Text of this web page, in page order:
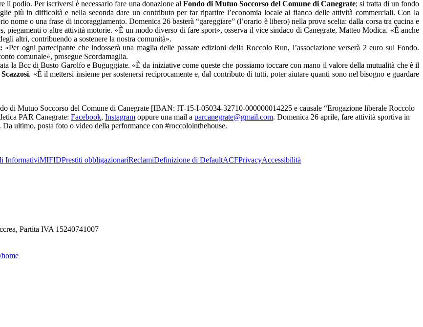
il podio. Per iscriversi è necessario fare una donazione al Fondo di Mutuo Soccorso del Comune di Canegrate; si tratta di un fondo
più in difficoltà e nella seconda dare un contributo per far ripartire l’economia locale al fianco delle attività commerciali. Con la
nome o una frase di incoraggiamento. Domenica 26 basterà “gareggiare” (l’orario è libero) nella prova scelta: dalla corsa tra cucina e
piegamenti o altre attività motorie. «È un modo diverso di fare sport», osserva il vice sindaco di Canegrate, Matteo Modica. «È anche
altri, contribuendo a sostenere la nostra comunità».
«Per ogni partecipante che indosserà una maglia delle passate edizioni della Roccolo Run, l’associazione verserà 2 euro sul Fondo.
comunale», prosegue Scordamaglia.
la Bcc di Busto Garolfo e Buguggiate. «È da iniziative come queste che possiamo toccare con mano il valore della mutualità che è il
. «È il mettersi insieme per sostenersi reciprocamente e, dal contributo di tutti, poter aiutare quanti sono nel bisogno e guardare
di Mutuo Soccorso del Comune di Canegrate [IBAN: IT-15-I-05034-32710-000000014225 e causale “Erogazione liberale Roccolo
PAR Canegrate: Facebook, Instagram oppure una mail a parcanegrate@gmail.com. Domenica 26 aprile, fare attività sportiva in
ultimo, posta foto o video della performance con #roccolointhehouse.
InformativiMIFIDPrestiti obbligazionariReclamiDefinizione di DefaultACFPrivacyAccessibilità
Partita IVA 15240741007